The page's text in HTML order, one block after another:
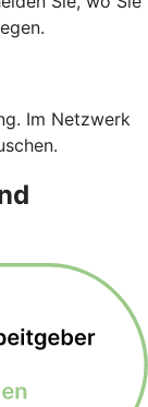
Im Netzwerk